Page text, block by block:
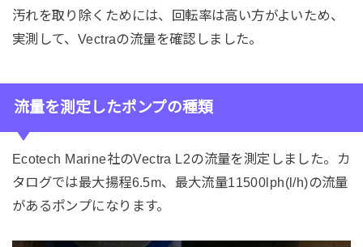
汚れを取り除くためには、回転率は高い方がよいため、
実測して、Vectraの流量を確認しました。
流量を測定したポンプの種類
Ecotech Marine社のVectra L2の流量を測定しました。カ
タログでは最大揚程6.5m、最大流量11500lph(l/h)の流量
があるポンプになります。